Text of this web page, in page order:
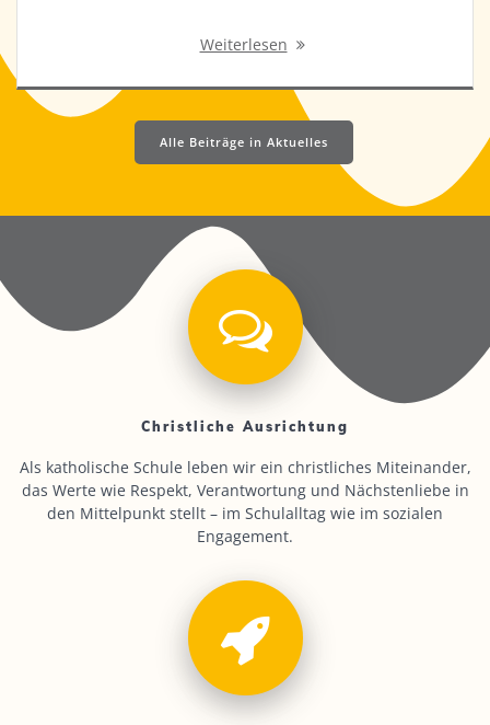
Weiterlesen
Alle Beiträge in Aktuelles
Christliche Ausrichtung
Als katholische Schule leben wir ein christliches Miteinander,
das Werte wie Respekt, Verantwortung und Nächstenliebe in
den Mittelpunkt stellt – im Schulalltag wie im sozialen
Engagement.